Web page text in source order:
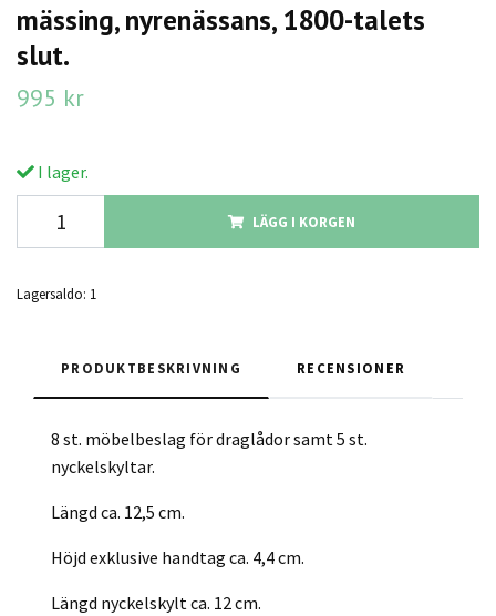
mässing, nyrenässans, 1800-talets
slut.
995 kr
I lager.
LÄGG I KORGEN
Lagersaldo: 1
PRODUKTBESKRIVNING RECENSIONER
8 st. möbelbeslag för draglådor samt 5 st.
nyckelskyltar.
Längd ca. 12,5 cm.
Höjd exklusive handtag ca. 4,4 cm.
Längd nyckelskylt ca. 12 cm.